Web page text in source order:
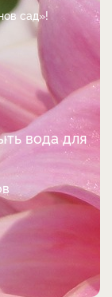
сад»!
вода для